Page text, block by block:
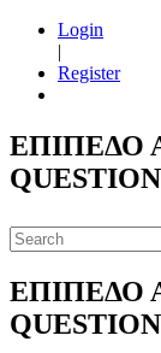
Login
|
Register
ΕΠΙΠΕΔΟ
QUESTION
ΕΠΙΠΕΔΟ
QUESTION